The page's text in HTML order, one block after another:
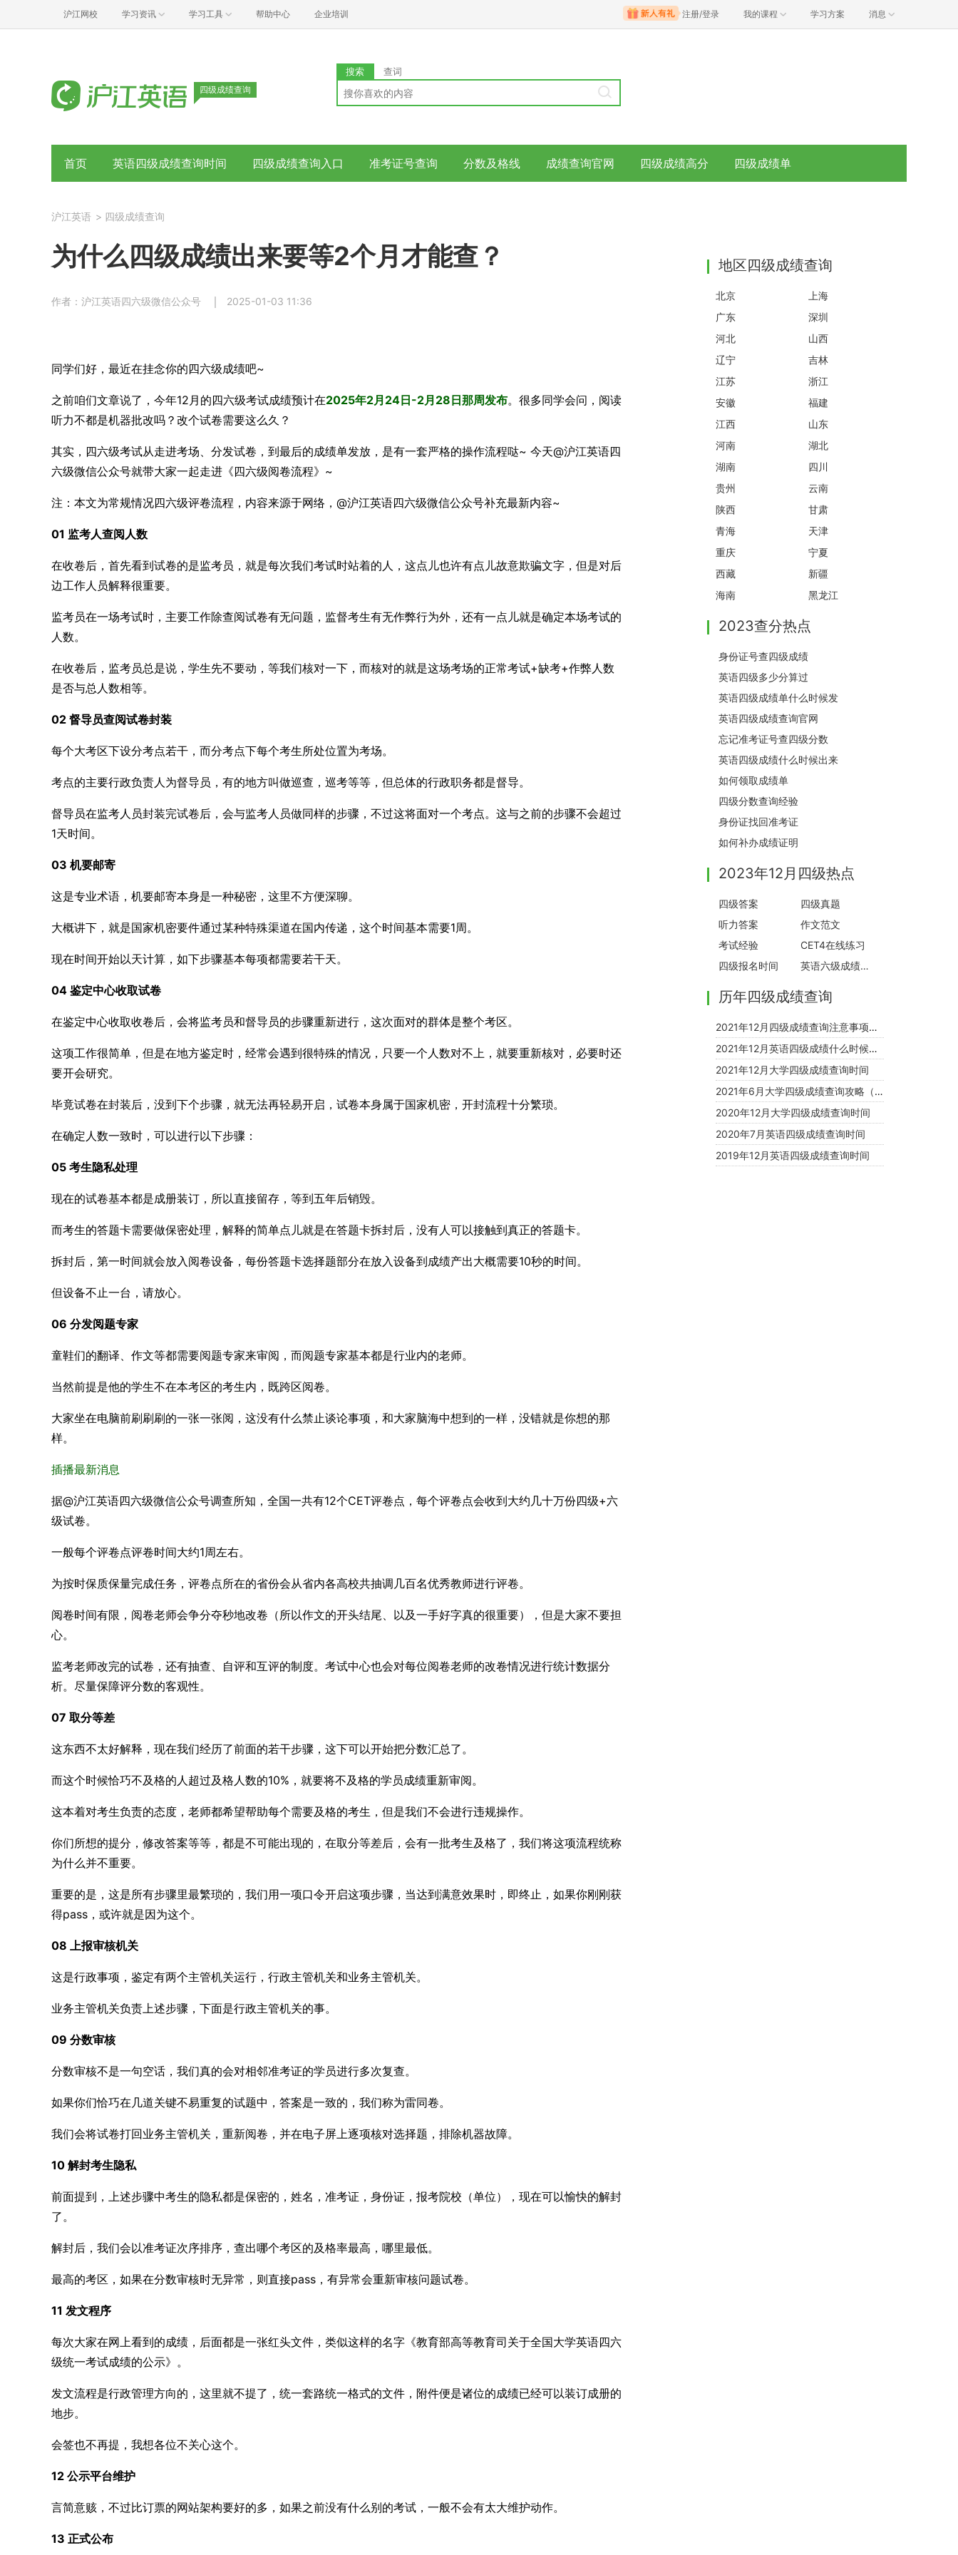
沪江网校 学习资讯 学习工具 帮助中心 企业培训 注册/登录 我的课程 学习方案 消息
四级成绩查询
搜索 查词
首页 英语四级成绩查询时间 四级成绩查询入口 准考证号查询 分数及格线 成绩查询官网 四级成绩高分 四级成绩单
沪江英语 > 四级成绩查询
为什么四级成绩出来要等2个月才能查？
作者：沪江英语四六级微信公众号 2025-01-03 11:36
同学们好，最近在挂念你的四六级成绩吧~
之前咱们文章说了，今年12月的四六级考试成绩预计在2025年2月24日-2月28日那周发布。很多同学会问，阅读
听力不都是机器批改吗？改个试卷需要这么久？
其实，四六级考试从走进考场、分发试卷，到最后的成绩单发放，是有一套严格的操作流程哒~ 今天@沪江英语四
六级微信公众号就带大家一起走进《四六级阅卷流程》~
注：本文为常规情况四六级评卷流程，内容来源于网络，@沪江英语四六级微信公众号补充最新内容~
01 监考人查阅人数
在收卷后，首先看到试卷的是监考员，就是每次我们考试时站着的人，这点儿也许有点儿故意欺骗文字，但是对后
边工作人员解释很重要。
监考员在一场考试时，主要工作除查阅试卷有无问题，监督考生有无作弊行为外，还有一点儿就是确定本场考试的
人数。
在收卷后，监考员总是说，学生先不要动，等我们核对一下，而核对的就是这场考场的正常考试+缺考+作弊人数
是否与总人数相等。
02 督导员查阅试卷封装
每个大考区下设分考点若干，而分考点下每个考生所处位置为考场。
考点的主要行政负责人为督导员，有的地方叫做巡查，巡考等等，但总体的行政职务都是督导。
督导员在监考人员封装完试卷后，会与监考人员做同样的步骤，不过这将面对一个考点。这与之前的步骤不会超过
1天时间。
03 机要邮寄
这是专业术语，机要邮寄本身是一种秘密，这里不方便深聊。
大概讲下，就是国家机密要件通过某种特殊渠道在国内传递，这个时间基本需要1周。
现在时间开始以天计算，如下步骤基本每项都需要若干天。
04 鉴定中心收取试卷
在鉴定中心收取收卷后，会将监考员和督导员的步骤重新进行，这次面对的群体是整个考区。
这项工作很简单，但是在地方鉴定时，经常会遇到很特殊的情况，只要一个人数对不上，就要重新核对，必要时还
要开会研究。
毕竟试卷在封装后，没到下个步骤，就无法再轻易开启，试卷本身属于国家机密，开封流程十分繁琐。
在确定人数一致时，可以进行以下步骤：
05 考生隐私处理
现在的试卷基本都是成册装订，所以直接留存，等到五年后销毁。
而考生的答题卡需要做保密处理，解释的简单点儿就是在答题卡拆封后，没有人可以接触到真正的答题卡。
拆封后，第一时间就会放入阅卷设备，每份答题卡选择题部分在放入设备到成绩产出大概需要10秒的时间。
但设备不止一台，请放心。
06 分发阅题专家
童鞋们的翻译、作文等都需要阅题专家来审阅，而阅题专家基本都是行业内的老师。
当然前提是他的学生不在本考区的考生内，既跨区阅卷。
大家坐在电脑前刷刷刷的一张一张阅，这没有什么禁止谈论事项，和大家脑海中想到的一样，没错就是你想的那
样。
插播最新消息
据@沪江英语四六级微信公众号调查所知，全国一共有12个CET评卷点，每个评卷点会收到大约几十万份四级+六
级试卷。
一般每个评卷点评卷时间大约1周左右。
为按时保质保量完成任务，评卷点所在的省份会从省内各高校共抽调几百名优秀教师进行评卷。
阅卷时间有限，阅卷老师会争分夺秒地改卷（所以作文的开头结尾、以及一手好字真的很重要），但是大家不要担
心。
监考老师改完的试卷，还有抽查、自评和互评的制度。考试中心也会对每位阅卷老师的改卷情况进行统计数据分
析。尽量保障评分数的客观性。
07 取分等差
这东西不太好解释，现在我们经历了前面的若干步骤，这下可以开始把分数汇总了。
而这个时候恰巧不及格的人超过及格人数的10%，就要将不及格的学员成绩重新审阅。
这本着对考生负责的态度，老师都希望帮助每个需要及格的考生，但是我们不会进行违规操作。
你们所想的提分，修改答案等等，都是不可能出现的，在取分等差后，会有一批考生及格了，我们将这项流程统称
为什么并不重要。
重要的是，这是所有步骤里最繁琐的，我们用一项口令开启这项步骤，当达到满意效果时，即终止，如果你刚刚获
得pass，或许就是因为这个。
08 上报审核机关
这是行政事项，鉴定有两个主管机关运行，行政主管机关和业务主管机关。
业务主管机关负责上述步骤，下面是行政主管机关的事。
09 分数审核
分数审核不是一句空话，我们真的会对相邻准考证的学员进行多次复查。
如果你们恰巧在几道关键不易重复的试题中，答案是一致的，我们称为雷同卷。
我们会将试卷打回业务主管机关，重新阅卷，并在电子屏上逐项核对选择题，排除机器故障。
10 解封考生隐私
前面提到，上述步骤中考生的隐私都是保密的，姓名，准考证，身份证，报考院校（单位），现在可以愉快的解封
了。
解封后，我们会以准考证次序排序，查出哪个考区的及格率最高，哪里最低。
最高的考区，如果在分数审核时无异常，则直接pass，有异常会重新审核问题试卷。
11 发文程序
每次大家在网上看到的成绩，后面都是一张红头文件，类似这样的名字《教育部高等教育司关于全国大学英语四六
级统一考试成绩的公示》。
发文流程是行政管理方向的，这里就不提了，统一套路统一格式的文件，附件便是诸位的成绩已经可以装订成册的
地步。
会签也不再提，我想各位不关心这个。
12 公示平台维护
言简意赅，不过比订票的网站架构要好的多，如果之前没有什么别的考试，一般不会有太大维护动作。
13 正式公布
地区四级成绩查询
北京
上海
广东
深圳
河北
山西
辽宁
吉林
江苏
浙江
安徽
福建
江西
山东
河南
湖北
湖南
四川
贵州
云南
陕西
甘肃
青海
天津
重庆
宁夏
西藏
新疆
海南
黑龙江
2023查分热点
身份证号查四级成绩
英语四级多少分算过
英语四级成绩单什么时候发
英语四级成绩查询官网
忘记准考证号查四级分数
英语四级成绩什么时候出来
如何领取成绩单
四级分数查询经验
身份证找回准考证
如何补办成绩证明
2023年12月四级热点
四级答案
四级真题
听力答案
作文范文
考试经验
CET4在线练习
四级报名时间
英语六级成绩查询
历年四级成绩查询
2021年12月四级成绩查询注意事项有哪些
2021年12月英语四级成绩什么时候公布
2021年12月大学四级成绩查询时间
2021年6月大学四级成绩查询攻略（全）
2020年12月大学四级成绩查询时间
2020年7月英语四级成绩查询时间
2019年12月英语四级成绩查询时间